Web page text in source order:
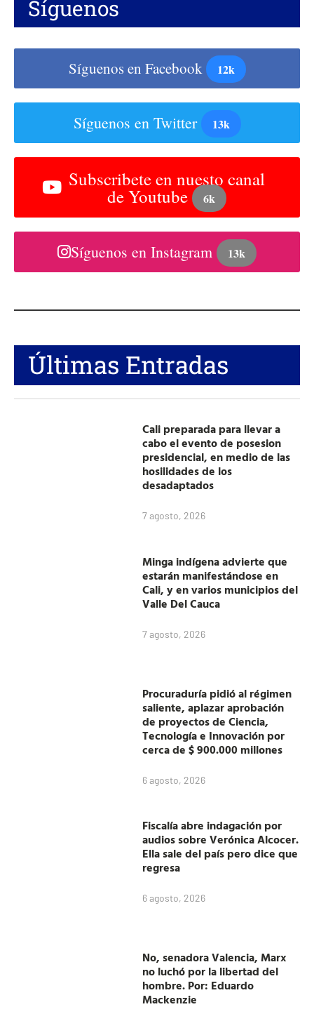
Síguenos
Síguenos en Facebook 12k
Síguenos en Twitter 13k
Subscribete en nuesto canal
de Youtube 6k
Síguenos en Instagram 13k
Últimas Entradas
Cali preparada para llevar a
cabo el evento de posesion
presidencial, en medio de las
hosilidades de los
desadaptados
7 agosto, 2026
Minga indígena advierte que
estarán manifestándose en
Cali, y en varios municipios del
Valle Del Cauca
7 agosto, 2026
Procuraduría pidió al régimen
saliente, aplazar aprobación
de proyectos de Ciencia,
Tecnología e Innovación por
cerca de $ 900.000 millones
6 agosto, 2026
Fiscalía abre indagación por
audios sobre Verónica Alcocer.
Ella sale del país pero dice que
regresa
6 agosto, 2026
No, senadora Valencia, Marx
no luchó por la libertad del
hombre. Por: Eduardo
Mackenzie